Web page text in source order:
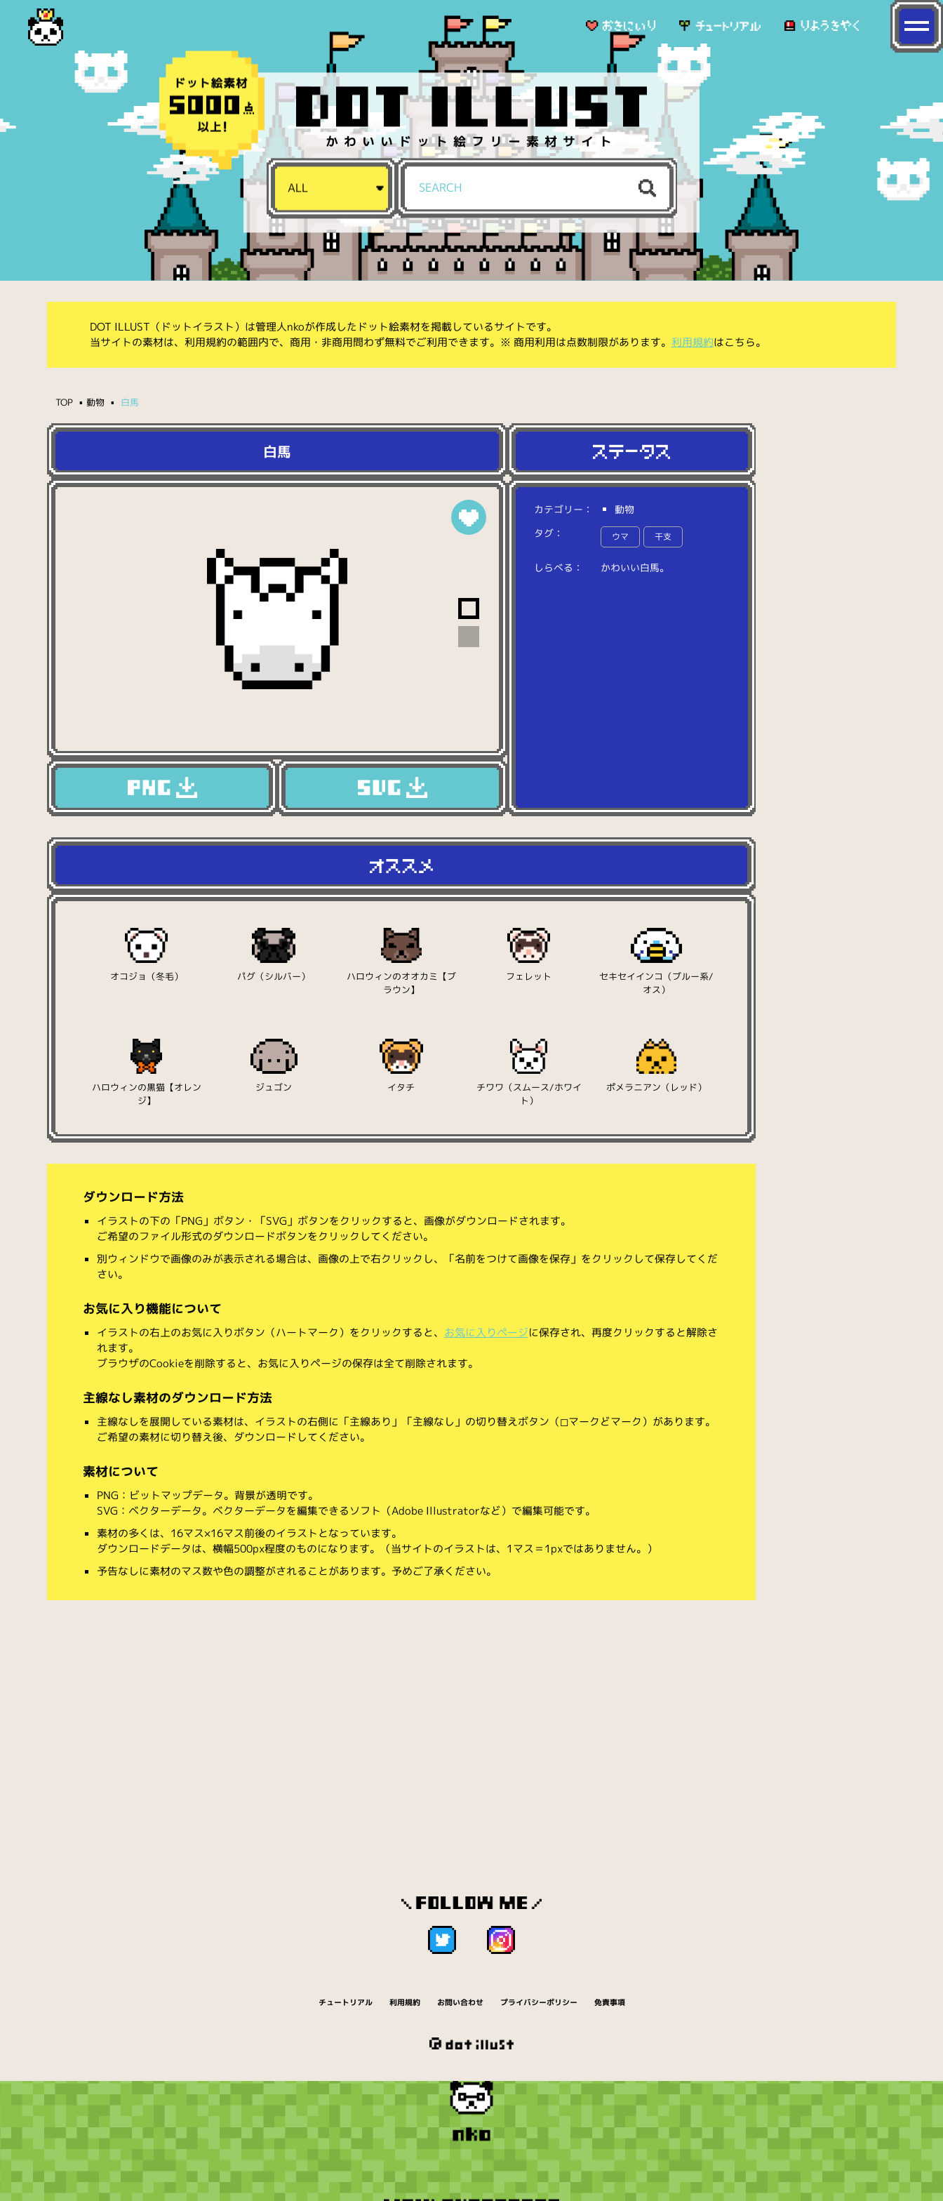
かわいいドット絵フリー素材サイト
DOT ILLUST（ドットイラスト）は管理人nkoが作成したドット絵素材を掲載しているサイトです。
当サイトの素材は、利用規約の範囲内で、商用・非商用問わず無料でご利用できます。※ 商用利用は点数制限があります。 利用規約はこちら。
TOP 動物 白馬
白馬
カテゴリー：
動物
タグ：
ウマ 干支
しらべる： かわいい白馬。
オコジョ（冬毛） パグ（シルバー）
ハロウィンのオオカミ【ブ
ラウン】
フェレット
セキセイインコ（ブルー系/
オス）
ハロウィンの黒猫【オレン
ジ】
ジュゴン イタチ
チワワ（スムース/ホワイ
ト）
ポメラニアン（レッド）
ダウンロード方法
イラストの下の「PNG」ボタン・「SVG」ボタンをクリックすると、画像がダウンロードされます。
ご希望のファイル形式のダウンロードボタンをクリックしてください。
別ウィンドウで画像のみが表示される場合は、画像の上で右クリックし、「名前をつけて画像を保存」をクリックして保存してくだ
さい。
お気に入り機能について
イラストの右上のお気に入りボタン（ハートマーク）をクリックすると、 お気に入りページに保存され、再度クリックすると解除さ
れます。
ブラウザのCookieを削除すると、お気に入りページの保存は全て削除されます。
主線なし素材のダウンロード方法
主線なしを展開している素材は、イラストの右側に「主線あり」「主線なし」の切り替えボタン（◻︎マークと◼︎マーク）があります。
ご希望の素材に切り替え後、ダウンロードしてください。
素材について
PNG：ビットマップデータ。背景が透明です。
SVG：ベクターデータ。ベクターデータを編集できるソフト（Adobe Illustratorなど）で編集可能です。
素材の多くは、16マス×16マス前後のイラストとなっています。
ダウンロードデータは、横幅500px程度のものになります。（当サイトのイラストは、1マス＝1pxではありません。）
予告なしに素材のマス数や色の調整がされることがあります。予めご了承ください。
チュートリアル 利用規約 お問い合わせ プライバシーポリシー 免責事項